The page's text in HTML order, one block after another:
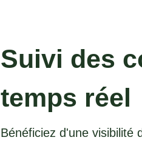
Suivi des
temps réel
Bénéficiez d'une visibilité